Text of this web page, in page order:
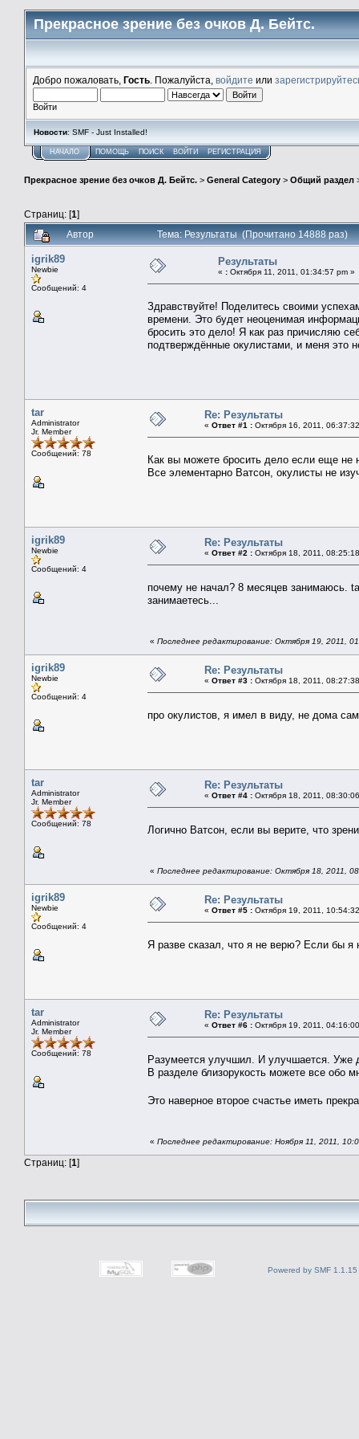
Прекрасное зрение без очков Д. Бейтс.
Добро пожаловать, Гость . Пожалуйста, войдите или
Войти
Новости: SMF - Just Installed!
НАЧАЛО ПОМОЩЬ ПОИСК ВОЙТИ РЕГИСТРАЦИЯ
Прекрасное зрение без очков Д. Бейтс. > General Category > Общий раздел
Страниц: [1]
Автор
Тема: Результаты (Прочитано 14888 раз)
igrik89
Newbie
Сообщений: 4
Результаты
« : Октября 11, 2011, 01:34:57 pm »
Здравствуйте! Поделитесь своими
времени. Это будет неоценимая
бросить это дело! Я как раз причисляю
подтверждённые окулистами, и меня это
tar
Administrator
Jr. Member
Сообщений: 78
Re: Результаты
« Ответ #1 : Октября 16, 2011,
Как вы можете бросить дело если еще не
Все элементарно Ватсон, окулисты не
igrik89
Newbie
Сообщений: 4
Re: Результаты
« Ответ #2 : Октября 18, 2011,
почему не начал? 8 месяцев занимаюсь.
занимаетесь...
« Последнее редактирование: Октября 19, 2011,
igrik89
Newbie
Сообщений: 4
Re: Результаты
« Ответ #3 : Октября 18, 2011,
про окулистов, я имел в виду, не дома
tar
Administrator
Jr. Member
Сообщений: 78
Re: Результаты
« Ответ #4 : Октября 18, 2011,
Логично Ватсон, если вы верите, что
« Последнее редактирование: Октября 18, 2011,
igrik89
Newbie
Сообщений: 4
Re: Результаты
« Ответ #5 : Октября 19, 2011,
Я разве сказал, что я не верю? Если бы
tar
Administrator
Jr. Member
Сообщений: 78
Re: Результаты
« Ответ #6 : Октября 19, 2011,
Разумеется улучшил. И улучшается. Уже
В разделе близорукость можете все обо
Это наверное второе счастье иметь
« Последнее редактирование: Ноября 11, 2011,
Страниц: [1]
Powered by SMF 1.1.15